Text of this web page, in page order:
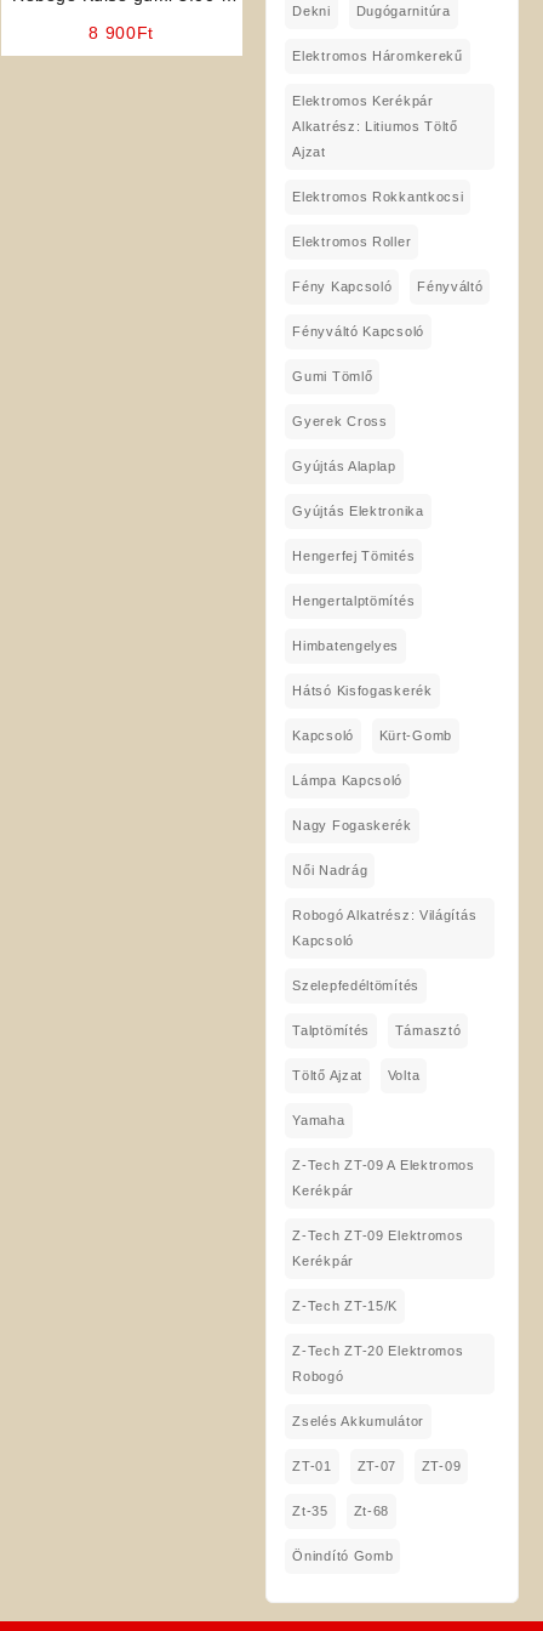
8 900Ft
Dekni Dugógarnitúra
Elektromos Háromkerekű
Elektromos Kerékpár
Alkatrész: Litiumos Töltő
Ajzat
Elektromos Rokkantkocsi
Elektromos Roller
Fény Kapcsoló Fényváltó
Fényváltó Kapcsoló
Gumi Tömlő
Gyerek Cross
Gyújtás Alaplap
Gyújtás Elektronika
Hengerfej Tömités
Hengertalptömítés
Himbatengelyes
Hátsó Kisfogaskerék
Kapcsoló Kürt-Gomb
Lámpa Kapcsoló
Nagy Fogaskerék
Női Nadrág
Robogó Alkatrész: Világítás
Kapcsoló
Szelepfedéltömítés
Talptömítés Támasztó
Töltő Ajzat Volta
Yamaha
Z-Tech ZT-09 A Elektromos
Kerékpár
Z-Tech ZT-09 Elektromos
Kerékpár
Z-Tech ZT-15/K
Z-Tech ZT-20 Elektromos
Robogó
Zselés Akkumulátor
ZT-01 ZT-07 ZT-09
Zt-35 Zt-68
Önindító Gomb